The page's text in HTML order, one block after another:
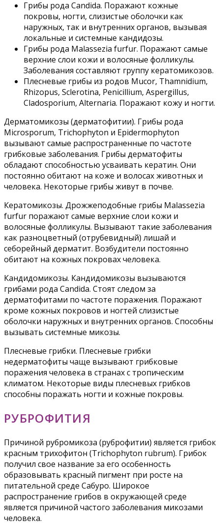
Грибы рода Candida. Поражают кожные
покровы, ногти, слизистые оболочки как
наружных, так и внутренних органов, вызывая
локальные и системные кандидозы.
Грибы рода Malassezia furfur. Поражают самые
верхние слои кожи и волосяные фолликулы.
Заболевания составляют группу кератомикозов.
Плесневые грибы из родов Mucor, Thamnidium,
Rhizopus, Sclerotina, Penicillium, Aspergillus,
Cladosporium, Alternaria. Поражают кожу и ногти.
Дерматомикозы (дерматофитии). Грибы рода
Microsporum, Trichophyton и Epidermophyton
вызывают самые распространенные по частоте
грибковые заболевания. Грибы дерматофиты
обладают способностью усваивать кератин. Они
постоянно обитают на коже и волосах животных и
человека. Некоторые грибы живут в почве.
Кератомикозы. Дрожжеподобные грибы Malassezia
furfur поражают самые верхние слои кожи и
волосяные фолликулы. Вызывают такие заболевания
как разноцветный (отрубевидный) лишай и
себорейный дерматит. Возбудители постоянно
обитают на кожных покровах человека.
Кандидомикозы. Кандидомикозы вызываются
грибами рода Candida. Стоят следом за
дерматофитами по частоте поражения. Поражают
кроме кожных покровов и ногтей слизистые
оболочки наружных и внутренних органов. Способны
вызывать системные микозы.
Плесневые грибки. Плесневые грибки
недерматофиты чаще вызывают грибковые
поражения человека в странах с тропическим
климатом. Некоторые виды плесневых грибков
способны поражать ногти и кожные покровы.
РУБРОФИТИЯ
Причиной рубромикоза (руброфитии) является грибок
красным трихофитон (Trichophyton rubrum). Грибок
получил свое название за его особенность
образовывать красный пигмент при росте на
питательной среде Сабуро. Широкое
распространение грибов в окружающей среде
является причиной частого заболевания микозами
человека.